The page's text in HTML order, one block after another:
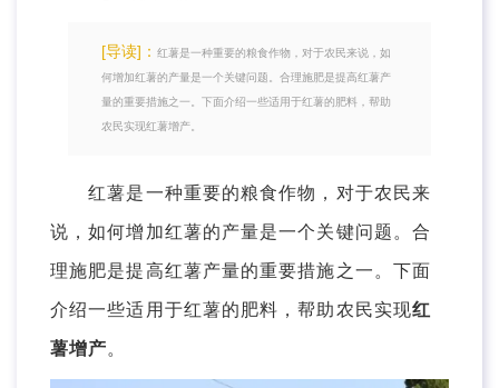
[导读]： 红薯是一种重要的粮食作物，对于农民来说，如
何增加红薯的产量是一个关键问题。合理施肥是提高红薯产
量的重要措施之一。下面介绍一些适用于红薯的肥料，帮助
农民实现红薯增产。
红薯是一种重要的粮食作物，对于农民来
说，如何增加红薯的产量是一个关键问题。合
理施肥是提高红薯产量的重要措施之一。下面
介绍一些适用于红薯的肥料，帮助农民实现红
薯增产。